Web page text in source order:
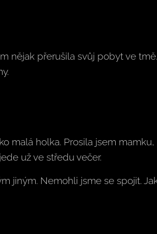
nějak přerušila svůj pobyt ve tmě.
malá holka. Prosila jsem mamku,
už ve středu večer.
jiným. Nemohli jsme se spojit.